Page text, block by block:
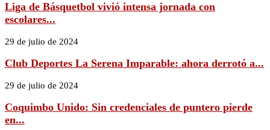
Liga de Básquetbol vivió intensa jornada con
escolares...
29 de julio de 2024
Club Deportes La Serena Imparable: ahora derrotó a...
29 de julio de 2024
Coquimbo Unido: Sin credenciales de puntero pierde
en...